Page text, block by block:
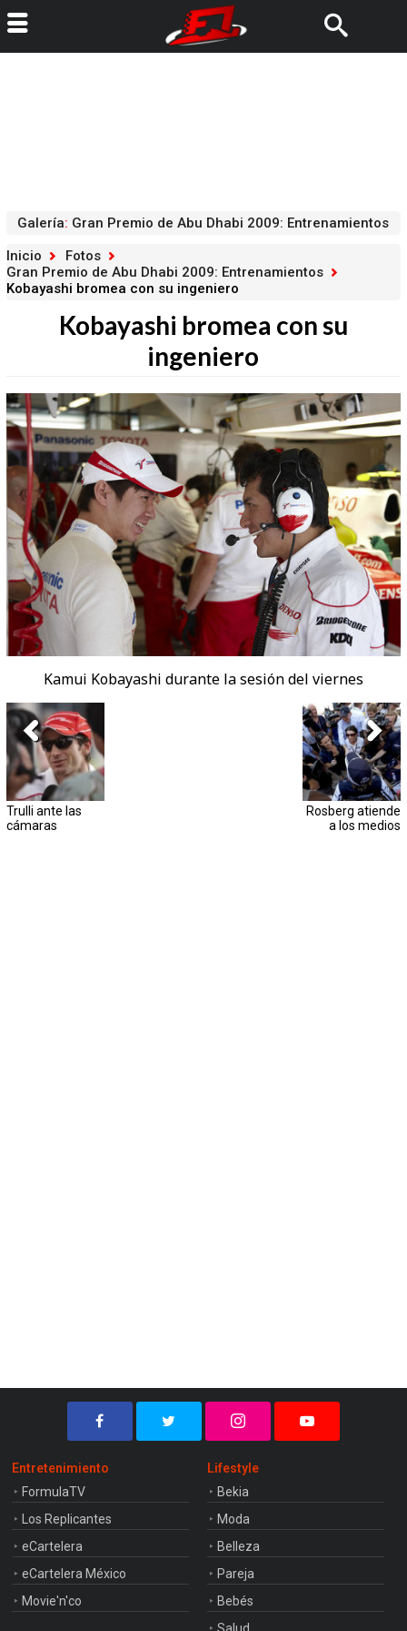
Galería: Gran Premio de Abu Dhabi 2009: Entrenamientos
Inicio
Fotos
Gran Premio de Abu Dhabi 2009: Entrenamientos
Kobayashi bromea con su ingeniero
Kobayashi bromea con su
ingeniero
Kamui Kobayashi durante la sesión del viernes
Trulli ante las
cámaras
Rosberg atiende
a los medios
Entretenimiento
FormulaTV
Los Replicantes
eCartelera
eCartelera México
Movie'n'co
Lifestyle
Bekia
Moda
Belleza
Pareja
Bebés